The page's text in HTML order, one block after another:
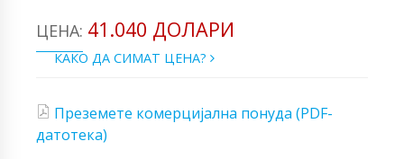
ЦЕНА: 41.040 ДОЛАРИ
КАКО ДА СИМАТ ЦЕНА?
Преземете комерцијална понуда (PDF-
датотека)